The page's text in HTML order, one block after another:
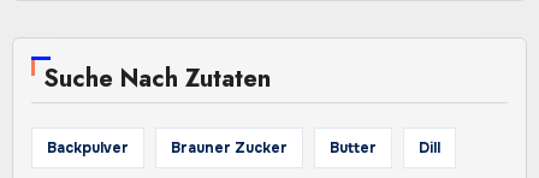
Suche Nach Zutaten
Backpulver Brauner Zucker Butter Dill